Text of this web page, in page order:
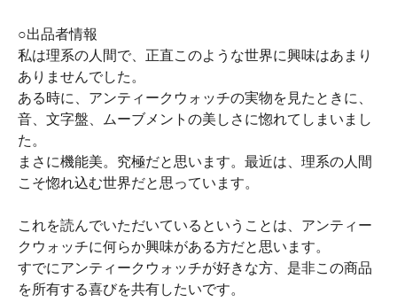
○出品者情報
私は理系の人間で、正直このような世界に興味はあまり
ありませんでした。
ある時に、アンティークウォッチの実物を見たときに、
音、文字盤、ムーブメントの美しさに惚れてしまいまし
た。
まさに機能美。究極だと思います。最近は、理系の人間
こそ惚れ込む世界だと思っています。
これを読んでいただいているということは、アンティー
クウォッチに何らか興味がある方だと思います。
すでにアンティークウォッチが好きな方、是非この商品
を所有する喜びを共有したいです。